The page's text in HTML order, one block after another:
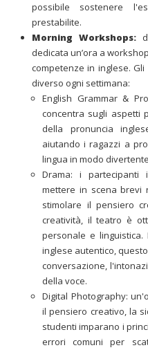
possibile sostenere
prestabilite.
Morning Workshops:
dedicata un’ora a
competenze in inglese.
diverso ogni settimana:
English Grammar &
concentra sugli aspetti
della pronuncia
aiutando i ragazzi a
lingua in modo
Drama: i
mettere in scena brevi
stimolare il pensiero
creatività, il teatro è
personale e linguistica.
inglese autentico,
conversazione,
della voce.
Digital Photography:
il pensiero creativo, la
studenti imparano i
errori comuni per